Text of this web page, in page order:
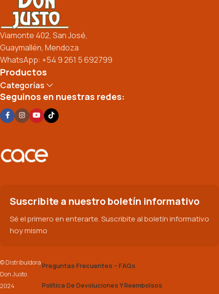
Viamonte 402, San José,
Guaymallén, Mendoza
WhatsApp: +54 9 261 5 692799
Productos
Categorías
Seguinos en nuestras redes:
Suscribite a nuestro boletín informativo
Sé el primero en enterarte. Suscribite al boletín informativo
hoy mismo
© Distribuidora
Don Justo
2024
Preguntas Frecuentes – FAQs
Política De Devoluciones Y Reembolsos